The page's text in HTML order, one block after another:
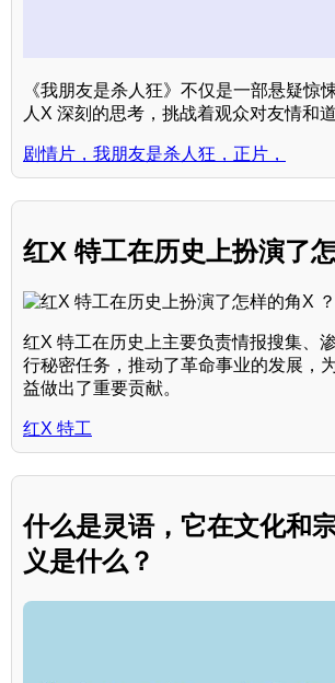
《我朋友是杀人狂》不仅是一部悬疑惊
人X 深刻的思考，挑战着观众对友情和
剧情片，我朋友是杀人狂，正片，
红X 特工在历史上扮演了
红X 特工在历史上主要负责情报搜集、
行秘密任务，推动了革命事业的发展，
益做出了重要贡献。
红X 特工
什么是灵语，它在文化和
义是什么？